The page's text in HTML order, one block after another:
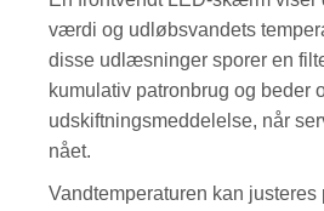
værdi og udløbsvandets
disse udlæsninger sporer en
kumulativ patronbrug og beder
udskiftningsmeddelelse, når
nået.
Vandtemperaturen kan